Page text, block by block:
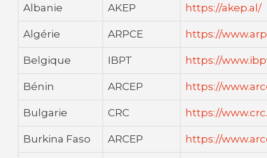
Albanie AKEP https://akep.al/
Algérie ARPCE https://
Belgique IBPT https://
Bénin ARCEP https://
Bulgarie CRC https://
Burkina Faso ARCEP https://